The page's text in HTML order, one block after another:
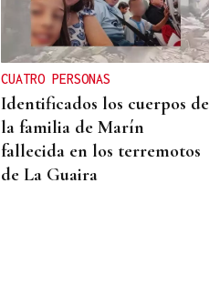
CUATRO PERSONAS
Identificados los cuerpos de
la familia de Marín
fallecida en los terremotos
de La Guaira